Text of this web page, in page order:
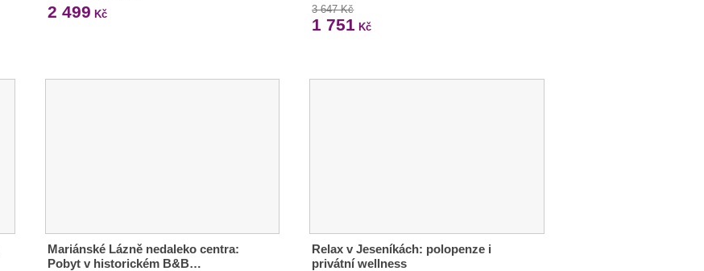
2 499 Kč 3 647 Kč
1 751 Kč
Mariánské Lázně nedaleko centra:
Pobyt v historickém B&B…
Relax v Jeseníkách: polopenze i
privátní wellness